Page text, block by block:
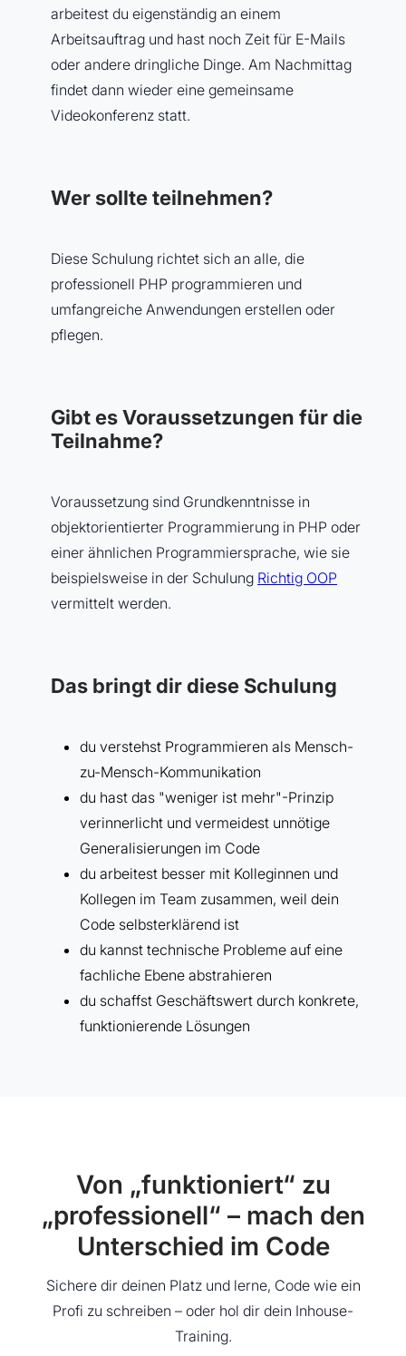
arbeitest du eigenständig an einem
Arbeitsauftrag und hast noch Zeit für E-Mails
oder andere dringliche Dinge. Am Nachmittag
findet dann wieder eine gemeinsame
Videokonferenz statt.
Wer sollte teilnehmen?
Diese Schulung richtet sich an alle, die
professionell PHP programmieren und
umfangreiche Anwendungen erstellen oder
pflegen.
Gibt es Voraussetzungen für die
Teilnahme?
Voraussetzung sind Grundkenntnisse in
objektorientierter Programmierung in PHP oder
einer ähnlichen Programmiersprache, wie sie
beispielsweise in der Schulung Richtig OOP
vermittelt werden.
Das bringt dir diese Schulung
du verstehst Programmieren als Mensch-
zu-Mensch-Kommunikation
du hast das "weniger ist mehr"-Prinzip
verinnerlicht und vermeidest unnötige
Generalisierungen im Code
du arbeitest besser mit Kolleginnen und
Kollegen im Team zusammen, weil dein
Code selbsterklärend ist
du kannst technische Probleme auf eine
fachliche Ebene abstrahieren
du schaffst Geschäftswert durch konkrete,
funktionierende Lösungen
Von „funktioniert“ zu
„professionell“ – mach den
Unterschied im Code
Sichere dir deinen Platz und lerne, Code wie ein
Profi zu schreiben – oder hol dir dein Inhouse-
Training.